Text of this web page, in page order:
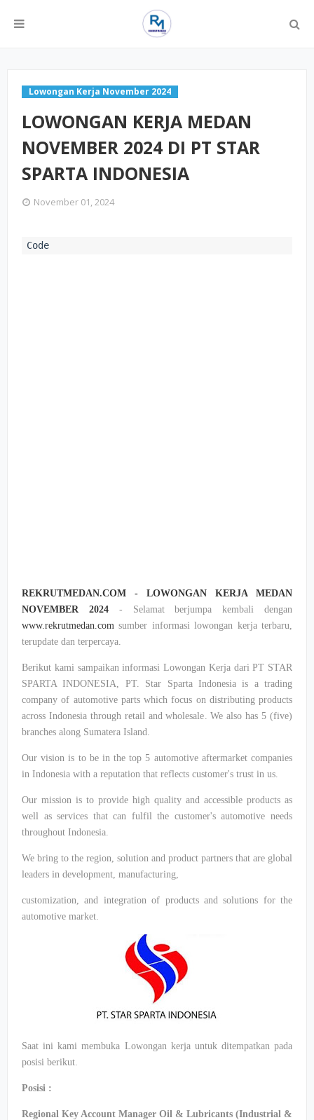
Lowongan Kerja November 2024
LOWONGAN KERJA MEDAN
NOVEMBER 2024 DI PT STAR
SPARTA INDONESIA
November 01, 2024
REKRUTMEDAN.COM - LOWONGAN KERJA MEDAN
NOVEMBER 2024- Selamat berjumpa kembali dengan
www.rekrutmedan.com sumber informasi lowongan kerja terbaru,
terupdate dan terpercaya.
Berikut kami sampaikan informasi Lowongan Kerja dari PT STAR
SPARTA INDONESIA, PT. Star Sparta Indonesia is a trading
company of automotive parts which focus on distributing products
across Indonesia through retail and wholesale. We also has 5 (five)
branches along Sumatera Island.
Our vision is to be in the top 5 automotive aftermarket companies
in Indonesia with a reputation that reflects customer's trust in us.
Our mission is to provide high quality and accessible products as
well as services that can fulfil the customer's automotive needs
throughout Indonesia.
We bring to the region, solution and product partners that are global
leaders in development, manufacturing,
customization, and integration of products and solutions for the
automotive market.
Saat ini kami membuka Lowongan kerja untuk ditempatkan pada
posisi berikut.
Posisi :
Regional Key Account Manager Oil & Lubricants (Industrial &